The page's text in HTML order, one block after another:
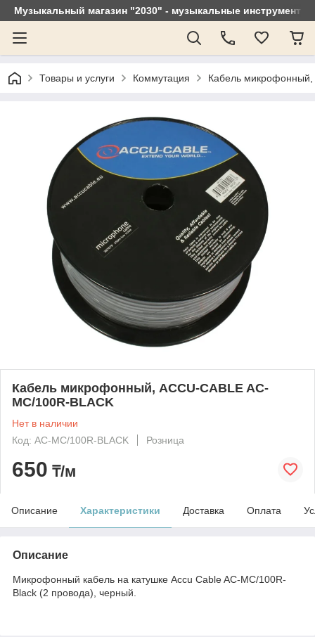
Музыкальный магазин "2030" - музыкальные
Товары и услуги Коммутация Кабель микрофонный,
Кабель микрофонный, ACCU-CABLE AC-
MC/100R-BLACK
Нет в наличии
Код: AC-MC/100R-BLACK
Розница
650 ₸/м
Описание Характеристики Доставка Оплата
Описание
Микрофонный кабель на катушке Accu Cable AC-MC/100R-
Black (2 провода), черный.